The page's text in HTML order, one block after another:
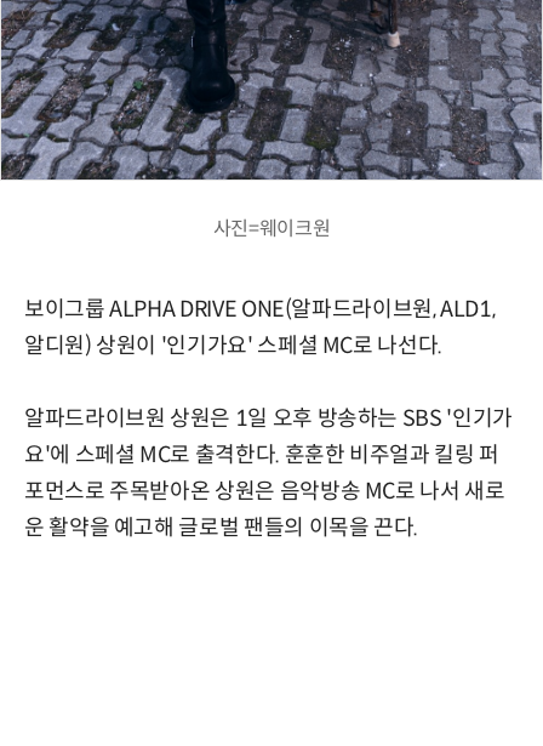
사진=웨이크원
보이그룹 ALPHA DRIVE ONE(알파드라이브원, ALD1,
알디원) 상원이 '인기가요' 스페셜 MC로 나선다.
알파드라이브원 상원은 1일 오후 방송하는 SBS '인기가
요'에 스페셜 MC로 출격한다. 훈훈한 비주얼과 킬링 퍼
포먼스로 주목받아온 상원은 음악방송 MC로 나서 새로
운 활약을 예고해 글로벌 팬들의 이목을 끈다.